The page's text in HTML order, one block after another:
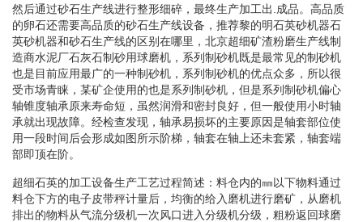
然后通过砂石生产线进行整形细碎，最终生产加工出.成品。高品质
的卵石还需要高品质的砂石生产线设备，推荐黎的明石英砂机器石
英砂机器和砂石生产线的区别在哪里，北京超细矿渣粉磨生产线制
造商水泥厂石灰石制砂用球磨机，系列制砂机既是最常见的制砂机
也是目前应用最广的一种制砂机，系列制砂机的优点众多，所以很
受市场青睐，某矿企使用的也是系列制砂机，但是系列制砂机偏心
轴锥度轴承原来寿命短，虽然润滑和密封良好，但一般使用小时轴
承就出现故障。经检查发现，轴承易损坏的主要原因是轴套部位使
用一段时间后会形成如图所示阶梯，轴套在轴上还未套紧，轴套端
部即顶在阶。
超细石英的加工设备生产工艺过程简述：料仓内的㎜以下物料通过
料仓下方的电子皮带秤计量后，均衡的给入磨机进行磨矿，从磨机
排出的物料从气流分级机一次风口进入分级机分级，粗粉返回球磨